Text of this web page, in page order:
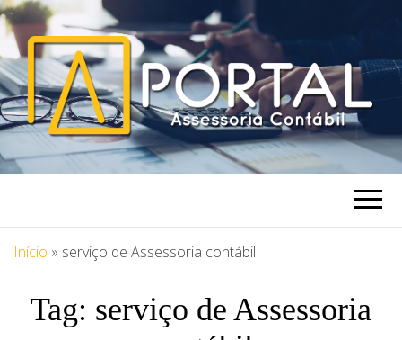
PORTAL
ASSESSORIA
Blog Portal Assessoria
Início » serviço de Assessoria contábil
Tag: serviço de Assessoria